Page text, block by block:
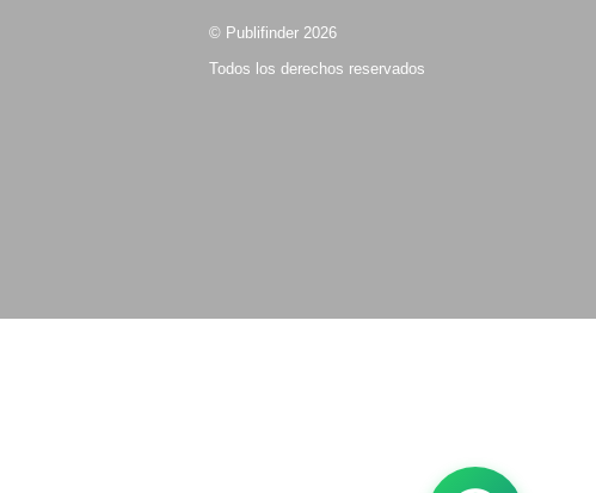
© Publifinder 2026
Todos los derechos reservados